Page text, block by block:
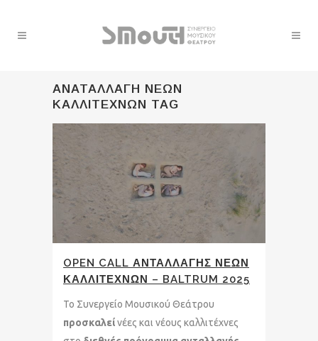
ΑΝΑΤΑΛΛΑΓΗ ΝΕΩΝ
ΚΑΛΛΙΤΕΧΝΩΝ TAG
OPEN CALL ΑΝΤΑΛΛΑΓΗΣ ΝΕΩΝ
ΚΑΛΛΙΤΕΧΝΩΝ – BALTRUM 2025
Το Συνεργείο Μουσικού Θεάτρου
προσκαλείνέες και νέους καλλιτέχνες